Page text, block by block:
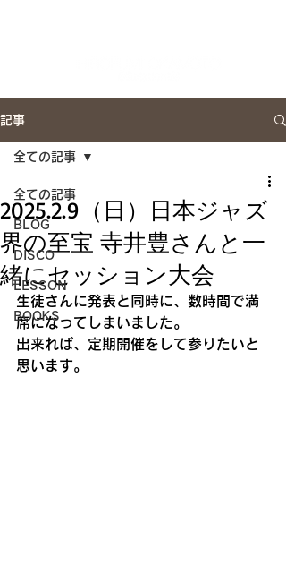
記事
全ての記事
BLOG
DISCO
LESSON
BOOKS
全ての記事
2025.2.9（日）日本ジャズ
界の至宝 寺井豊さんと一
緒にセッション大会
生徒さんに発表と同時に、数時間で満
席になってしまいました。
出来れば、定期開催をして参りたいと
思います。